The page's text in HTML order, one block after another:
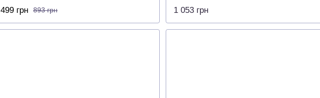
893 грн
499 грн 1 053 грн